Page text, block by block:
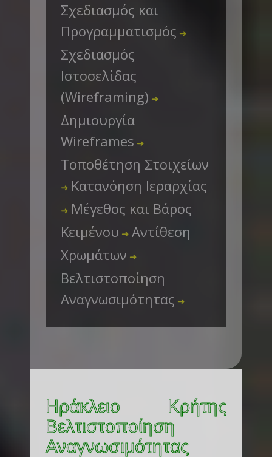
Σχεδιασμός και
Προγραμματισμός ➜
Σχεδιασμός
Ιστοσελίδας
(Wireframing) ➜
Δημιουργία
Wireframes ➜
Τοποθέτηση Στοιχείων
➜ Κατανόηση Ιεραρχίας
➜ Μέγεθος και Βάρος
Κειμένου ➜ Αντίθεση
Χρωμάτων ➜
Βελτιστοποίηση
Αναγνωσιμότητας ➜
Ηράκλειο Κρήτης
Βελτιστοποίηση
Αναγνωσιμότητας